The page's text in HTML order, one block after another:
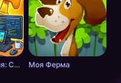
Игровая Студия: Симулятор Разработчика Моя Ферма